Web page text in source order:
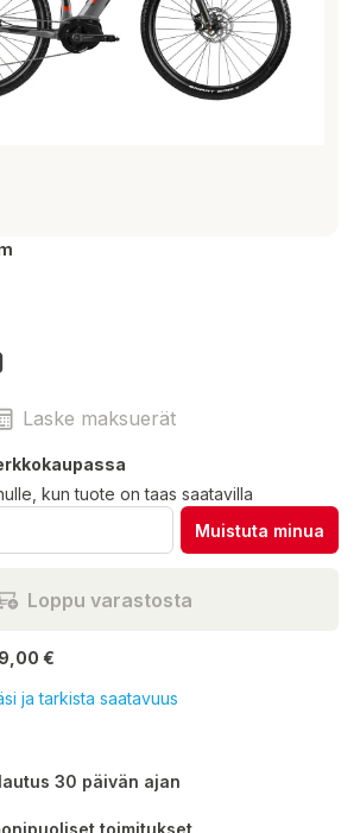
Laske maksuerät
kun tuote on taas saatavilla
Muistuta minua
Loppu varastosta
€
ja tarkista saatavuus
30 päivän ajan
toimitukset